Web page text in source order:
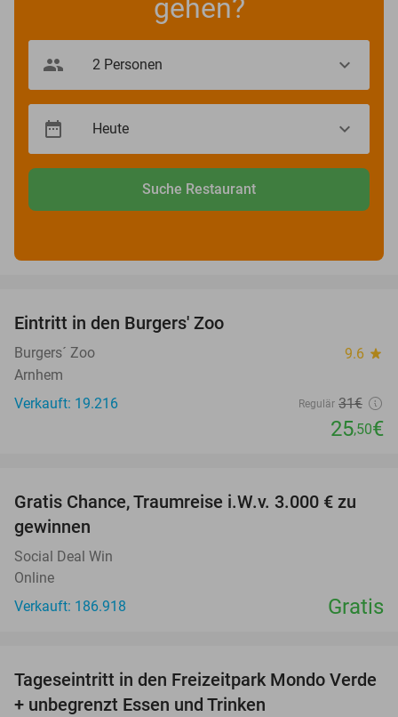
gehen?
Suche Restaurant
Eintritt in den Burgers' Zoo
Burgers´ Zoo 9.6 star
Arnhem
Verkauft: 19.216
Regulär 31€
25,50€
Gratis Chance, Traumreise i.W.v. 3.000 € zu
gewinnen
Social Deal Win
Online
Verkauft: 186.918
Gratis
25%
Tageseintritt in den Freizeitpark Mondo Verde
+ unbegrenzt Essen und Trinken